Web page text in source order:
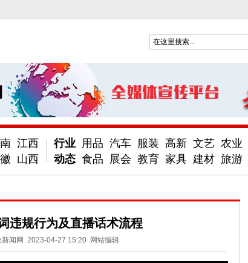
江西
山西
行业
动态
用品 汽车 服装 高新 文艺 农业
食品
展会 教育 家具 建材 旅游
违规行为及直播话术流程
闻网 2023-04-27 15:20 网站编辑